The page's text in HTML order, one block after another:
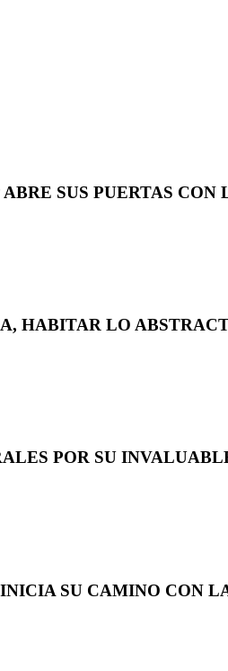
SUS PUERTAS
HABITAR LO
POR SU
SU CAMINO CON